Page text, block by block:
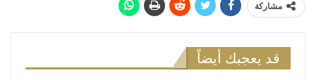
مشاركة
قد يعجبك أيضاً